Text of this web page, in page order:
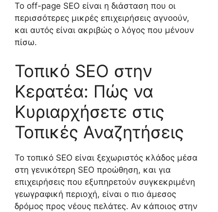
Το off-page SEO είναι η διάσταση που οι
περισσότερες μικρές επιχειρήσεις αγνοούν,
και αυτός είναι ακριβώς ο λόγος που μένουν
πίσω.
Τοπικό SEO στην
Κερατέα: Πώς να
Κυριαρχήσετε στις
Τοπικές Αναζητήσεις
Το τοπικό SEO είναι ξεχωριστός κλάδος μέσα
στη γενικότερη SEO προώθηση, και για
επιχειρήσεις που εξυπηρετούν συγκεκριμένη
γεωγραφική περιοχή, είναι ο πιο άμεσος
δρόμος προς νέους πελάτες. Αν κάποιος στην